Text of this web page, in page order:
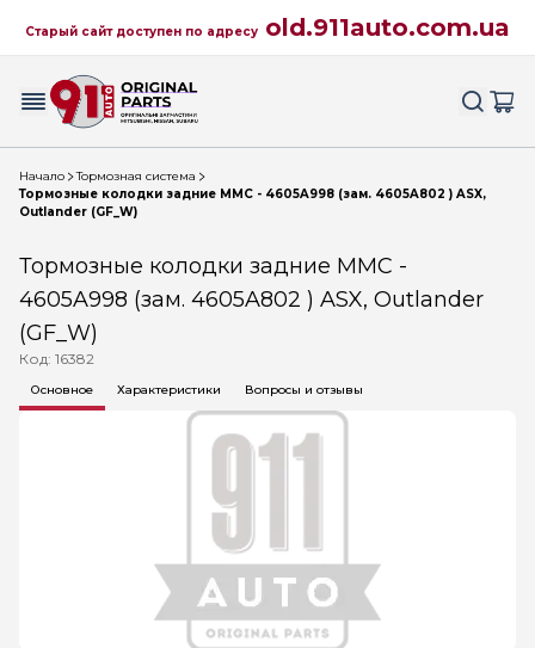
Старый сайт доступен по адресу old.911auto.com.ua
Начало
Тормозная система
Тормозные колодки задние MMC - 4605A998 (зам. 4605A802 ) ASX,
Outlander (GF_W)
Тормозные колодки задние MMC -
4605A998 (зам. 4605A802 ) ASX, Outlander
(GF_W)
Код: 16382
Основное Характеристики Вопросы и отзывы